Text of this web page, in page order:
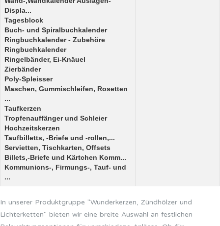
Displa...
Tagesblock
Buch- und Spiralbuchkalender
Ringbuchkalender - Zubehöre
Ringbuchkalender
Ringelbänder, Ei-Knäuel
Zierbänder
Poly-Spleisser
Maschen, Gummischleifen, Rosetten
...
Taufkerzen
Tropfenauffänger und Schleier
Hochzeitskerzen
Taufbilletts, -Briefe und -rollen,...
Servietten, Tischkarten, Offsets
Billets,-Briefe und Kärtchen Komm...
Kommunions-, Firmungs-, Tauf- und
...
In unserer Produktgruppe "Wunderkerzen, Zündhölzer und
Lichterketten" bieten wir eine breite Auswahl an festlichen